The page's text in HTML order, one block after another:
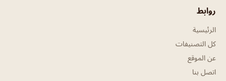
روابط
الرئيسية
كل التصنيفات
عن الموقع
اتصل بنا